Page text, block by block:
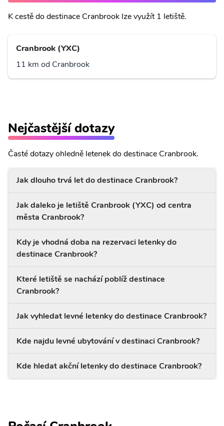
K cestě do destinace Cranbrook lze využít 1 letiště.
Cranbrook (YXC)
11 km od Cranbrook
Nejčastější dotazy
Časté dotazy ohledně letenek do destinace Cranbrook.
Jak dlouho trvá let do destinace Cranbrook?
Jak daleko je letiště Cranbrook (YXC) od centra
města Cranbrook?
Kdy je vhodná doba na rezervaci letenky do
destinace Cranbrook?
Které letiště se nachází poblíž destinace
Cranbrook?
Jak vyhledat levné letenky do destinace Cranbrook?
Kde najdu levné ubytování v destinaci Cranbrook?
Kde hledat akční letenky do destinace Cranbrook?